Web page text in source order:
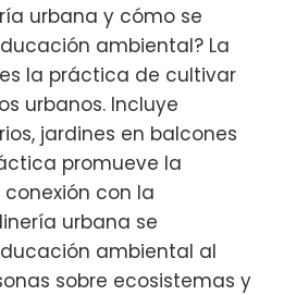
urbana y cómo se
ambiental? La
la práctica de cultivar
urbanos. Incluye
jardines en balcones
promueve la
con la
urbana se
ambiental al
sobre ecosistemas y